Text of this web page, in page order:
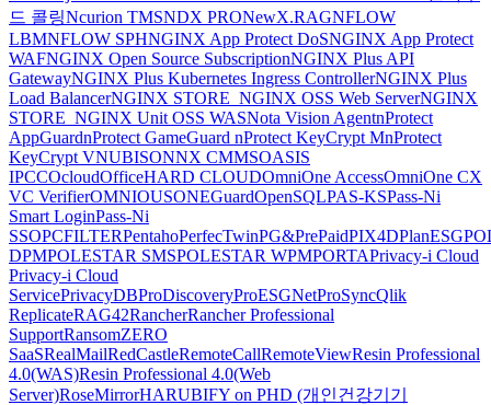
드 콜링Ncurion TMSNDX PRONewX.RAGNFLOW
LBMNFLOW SPHNGINX App Protect DoSNGINX App Protect
WAFNGINX Open Source SubscriptionNGINX Plus API
GatewayNGINX Plus Kubernetes Ingress ControllerNGINX Plus
Load BalancerNGINX STORE_NGINX OSS Web ServerNGINX
STORE_NGINX Unit OSS WASNota Vision AgentnProtect
AppGuardnProtect GameGuard nProtect KeyCrypt MnProtect
KeyCrypt VNUBISONNX CMMSOASIS
IPCCOcloudOfficeHARD CLOUDOmniOne AccessOmniOne CX
VC VerifierOMNIOUSONEGuardOpenSQLPAS-KSPass-Ni
Smart LoginPass-Ni
SSOPCFILTERPentahoPerfecTwinPG&PrePaidPIX4DPlanESG
DPMPOLESTAR SMSPOLESTAR WPMPORTAPrivacy-i Cloud
Privacy-i Cloud
ServicePrivacyDBProDiscoveryProESGNetProSyncQlik
ReplicateRAG42RancherRancher Professional
SupportRansomZERO
SaaSRealMailRedCastleRemoteCallRemoteViewResin Professional
4.0(WAS)Resin Professional 4.0(Web
Server)RoseMirrorHARUBIFY on PHD (개인건강기기